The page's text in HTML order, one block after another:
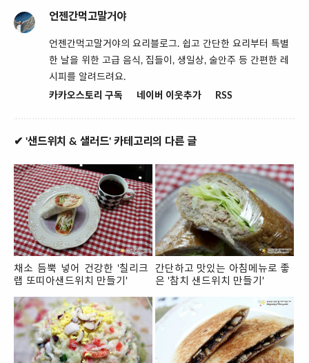
언젠간먹고말거야
언젠간먹고말거야의 요리블로그. 쉽고 간단한 요리부터 특별
한 날을 위한 고급 음식, 집들이, 생일상, 술안주 등 간편한 레
시피를 알려드려요.
카카오스토리 구독
네이버 이웃추가 RSS
✔ '샌드위치 & 샐러드' 카테고리의 다른 글
채소 듬뿍 넣어 건강한 '칠리크
랩 또띠아샌드위치 만들기'
간단하고 맛있는 아침메뉴로 좋
은 '참치 샌드위치 만들기'